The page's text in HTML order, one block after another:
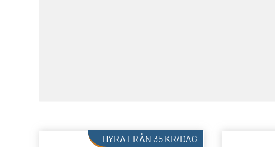
HYRA FRÅN 35 KR/DAG